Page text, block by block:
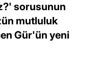
sorusunun
mutluluk
Gür'ün yeni